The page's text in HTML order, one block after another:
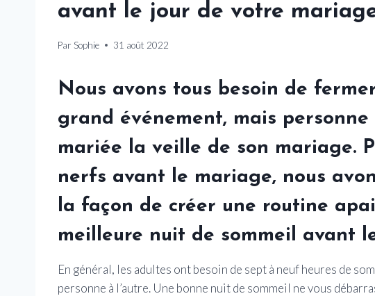
avant le jour de votre
Par Sophie 31 août 2022
Nous avons tous besoin de
grand événement, mais personne
mariée la veille de son mariage.
nerfs avant le mariage, nous
la façon de créer une routine
meilleure nuit de sommeil avant
En général, les adultes ont besoin de sept à neuf heures de
personne à l’autre. Une bonne nuit de sommeil ne vous